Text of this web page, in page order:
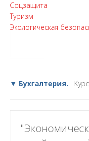
Соцзащита
Туризм
Экологическая
▼ Бухгалтерия.